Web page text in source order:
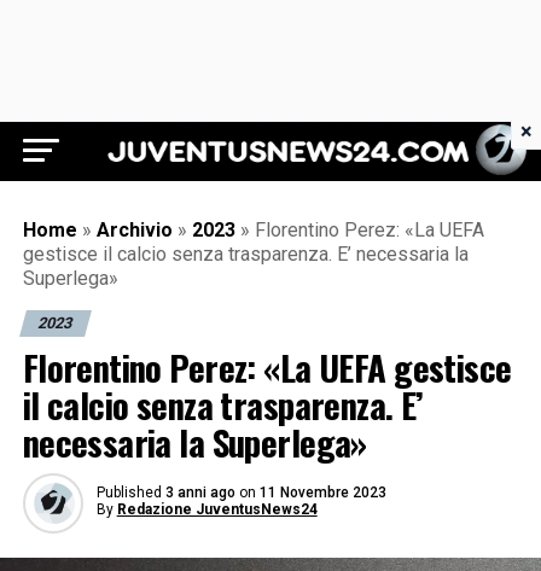
Juventus News 24
Home » Archivio » 2023 » Florentino Perez: «La UEFA
gestisce il calcio senza trasparenza. E’ necessaria la
Superlega»
2023
Florentino Perez: «La UEFA gestisce
il calcio senza trasparenza. E’
necessaria la Superlega»
Published 3 anni ago on 11 Novembre 2023
By Redazione JuventusNews24
×